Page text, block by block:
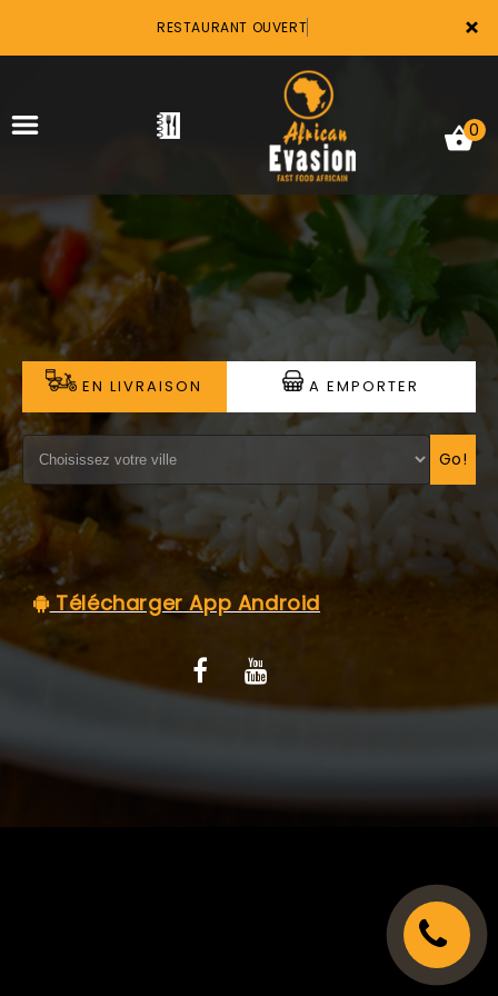
×
RESTAURANT OUVERT
ACCUEIL
LA CARTE
VOTRE COMPTE
NOTRE RESTAURANT
VOS AVIS
MENTIONS LÉGALES
C.G.V
0
EN LIVRAISON A EMPORTER
Go!
Télécharger App Android